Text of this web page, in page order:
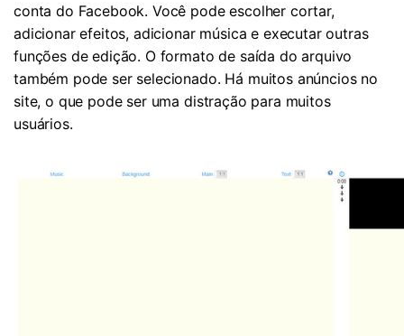
conta do Facebook. Você pode escolher cortar,
adicionar efeitos, adicionar música e executar outras
funções de edição. O formato de saída do arquivo
também pode ser selecionado. Há muitos anúncios no
site, o que pode ser uma distração para muitos
usuários.